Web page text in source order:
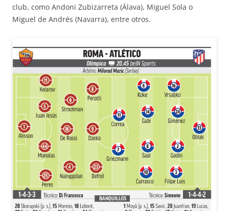
club, como Andoni Zubizarreta (Álava), Miguel Sola o
Miguel de Andrés (Navarra), entre otros.